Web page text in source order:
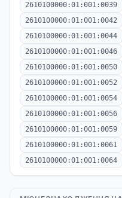
2610100000:01:001:0039
2610100000:01:001:0042
2610100000:01:001:0044
2610100000:01:001:0046
2610100000:01:001:0050
2610100000:01:001:0052
2610100000:01:001:0054
2610100000:01:001:0056
2610100000:01:001:0059
2610100000:01:001:0061
2610100000:01:001:0064